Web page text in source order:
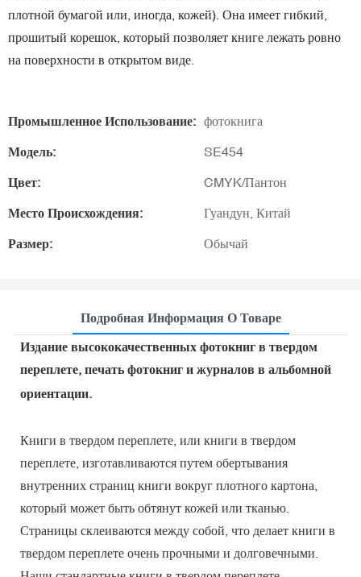
плотной бумагой или, иногда, кожей). Она имеет гибкий,
прошитый корешок, который позволяет книге лежать ровно
на поверхности в открытом виде.
Промышленное Использование: фотокнига
Модель: SE454
Цвет: CMYK/Пантон
Место Происхождения: Гуандун, Китай
Размер: Обычай
Подробная Информация О Товаре
Издание высококачественных фотокниг в твердом
переплете, печать фотокниг и журналов в альбомной
ориентации.
Книги в твердом переплете, или книги в твердом
переплете, изготавливаются путем обертывания
внутренних страниц книги вокруг плотного картона,
который может быть обтянут кожей или тканью.
Страницы склеиваются между собой, что делает книги в
твердом переплете очень прочными и долговечными.